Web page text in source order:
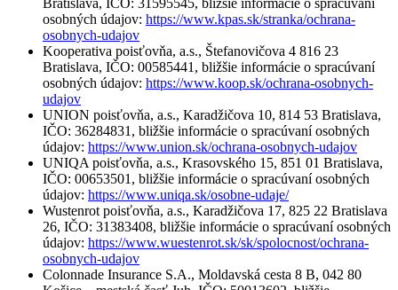
osobných údajov: https://www.kpas.sk/stranka/ochrana-
osobnych-udajov
Kooperativa poisťovňa, a.s., Štefanovičova 4 816 23
Bratislava, IČO: 00585441, bližšie informácie o spracúvaní
osobných údajov: https://www.koop.sk/ochrana-osobnych-
udajov
UNION poisťovňa, a.s., Karadžičova 10, 814 53 Bratislava,
IČO: 36284831, bližšie informácie o spracúvaní osobných
údajov: https://www.union.sk/ochrana-osobnych-udajov
UNIQA poisťovňa, a.s., Krasovského 15, 851 01 Bratislava,
IČO: 00653501, bližšie informácie o spracúvaní osobných
údajov: https://www.uniqa.sk/osobne-udaje/
Wustenrot poisťovňa, a.s., Karadžičova 17, 825 22 Bratislava
26, IČO: 31383408, bližšie informácie o spracúvaní osobných
údajov: https://www.wuestenrot.sk/sk/spolocnost/ochrana-
osobnych-udajov
Colonnade Insurance S.A., Moldavská cesta 8 B, 042 80